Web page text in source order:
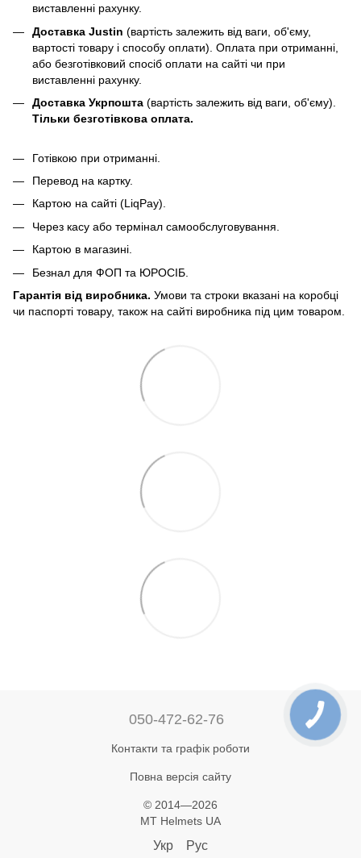
виставленні рахунку.
Доставка Justin (вартість залежить від ваги, об'єму,
вартості товару і способу оплати). Оплата при отриманні,
або безготівковий спосіб оплати на сайті чи при
виставленні рахунку.
Доставка Укрпошта (вартість залежить від ваги, об'єму).
Тільки безготівкова оплата.
Готівкою при отриманні.
Перевод на картку.
Картою на сайті (LiqPay).
Через касу або термінал самообслуговування.
Картою в магазині.
Безнал для ФОП та ЮРОСІБ.
Гарантія від виробника. Умови та строки вказані на коробці
чи паспорті товару, також на сайті виробника під цим товаром.
050-472-62-76
Контакти та графік роботи
Повна версія сайту
© 2014—2026
MT Helmets UA
Укр Рус